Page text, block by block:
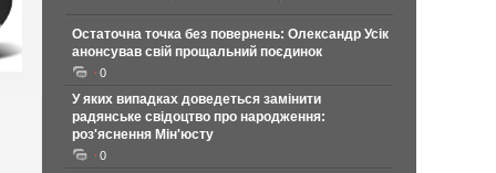
Остаточна точка без повернень: Олександр Усік
анонсував свій прощальний поєдинок
0
У яких випадках доведеться замінити
радянське свідоцтво про народження:
роз'яснення Мін'юсту
0